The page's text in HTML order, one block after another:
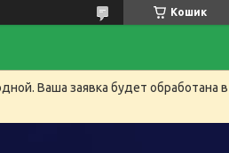
Кошик
Ваша заявка будет обработана